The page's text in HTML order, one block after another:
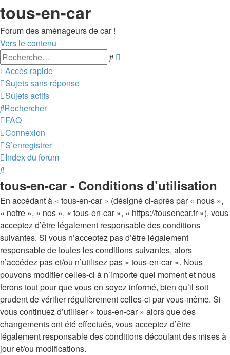
tous-en-car
Forum des aménageurs de car !
Vers le contenu
Rechercher
Accès rapide
Sujets sans réponse
Sujets actifs
Rechercher
FAQ
Connexion
S’enregistrer
Index du forum
Rechercher
tous-en-car - Conditions d’utilisation
En accédant à « tous-en-car » (désigné ci-après par « nous »,
« notre », « nos », « tous-en-car », « https://tousencar.fr »), vous
acceptez d’être légalement responsable des conditions
suivantes. Si vous n’acceptez pas d’être légalement
responsable de toutes les conditions suivantes, alors
n’accédez pas et/ou n’utilisez pas « tous-en-car ». Nous
pouvons modifier celles-ci à n’importe quel moment et nous
ferons tout pour que vous en soyez informé, bien qu’il soit
prudent de vérifier régulièrement celles-ci par vous-même. Si
vous continuez d’utiliser « tous-en-car » alors que des
changements ont été effectués, vous acceptez d’être
légalement responsable des conditions découlant des mises à
jour et/ou modifications.